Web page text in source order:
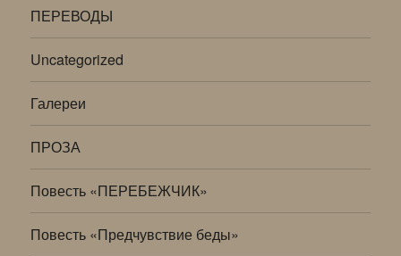
ПЕРЕВОДЫ
Uncategorized
Галереи
ПРОЗА
Повесть «ПЕРЕБЕЖЧИК»
Повесть «Предчувствие беды»